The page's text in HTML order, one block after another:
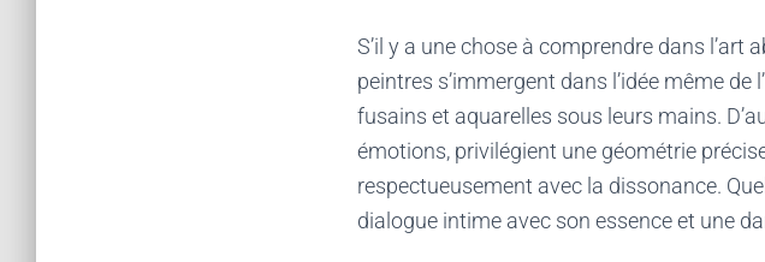
S’il y a une chose à comprendre dans l’art
peintres s’immergent dans l’idée même
fusains et aquarelles sous leurs mains.
émotions, privilégient une géométrie
respectueusement avec la dissonance.
dialogue intime avec son essence et une